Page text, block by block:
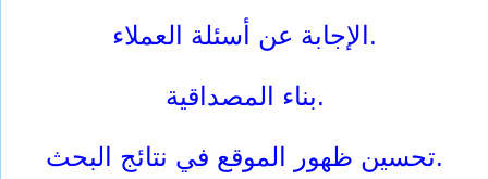
الإجابة عن أسئلة العملاء.
بناء المصداقية.
تحسين ظهور الموقع في نتائج البحث.